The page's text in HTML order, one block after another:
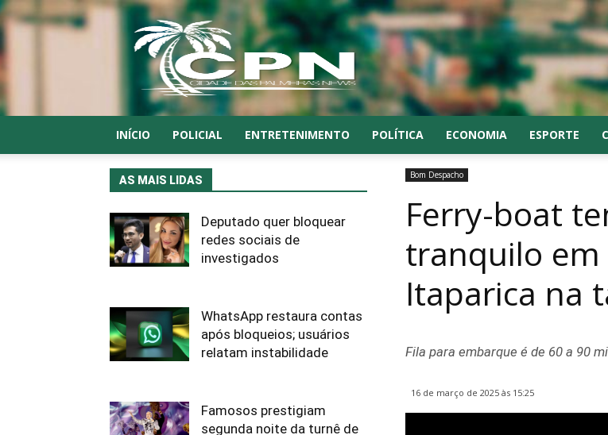
CPN
INÍCIO POLICIAL ENTRETENIMENTO POLÍTICA ECONOMIA ESPORTE
Bom Despacho
Ferry-boat
tranquilo em
Itaparica na
Fila para embarque é de 60 a 90
16 de março de 2025 às 15:25
AS MAIS LIDAS
Deputado quer bloquear
redes sociais de
investigados
WhatsApp restaura contas
após bloqueios; usuários
relatam instabilidade
Famosos prestigiam
segunda noite da turnê de